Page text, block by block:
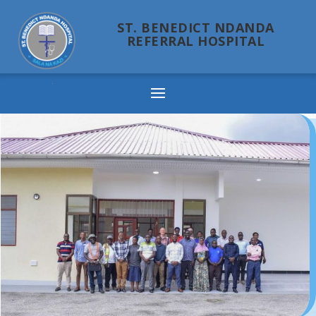
ST. BENEDICT NDANDA
REFERRAL HOSPITAL